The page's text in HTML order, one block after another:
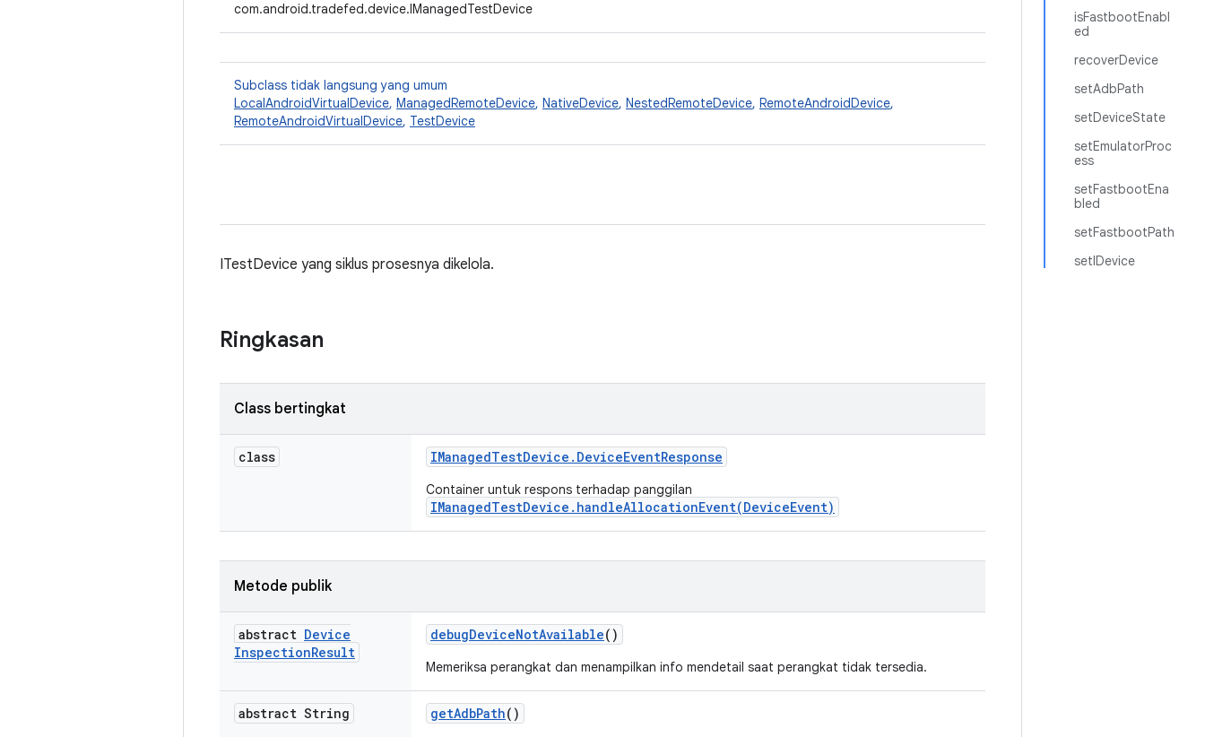
isFastbootEnabl
ed
recoverDevice
setAdbPath
setDeviceState
setEmulatorProc
ess
setFastbootEna
bled
setFastbootPath
setIDevice
com.android.tradefed.device.IManagedTestDevice
Subclass tidak langsung yang umum
LocalAndroidVirtualDevice, ManagedRemoteDevice, NativeDevice, NestedRemoteDevice, RemoteAndroidDevice,
RemoteAndroidVirtualDevice, TestDevice
ITestDevice yang siklus prosesnya dikelola.
Ringkasan
Class bertingkat
class IManagedTestDevice . DeviceEventResponse
Container untuk respons terhadap panggilan
IManagedTestDevice.handleAllocationEvent(DeviceEvent)
Metode publik
abstract Device
InspectionResult
debugDeviceNotAvailable()
Memeriksa perangkat dan menampilkan info mendetail saat perangkat tidak tersedia.
abstract String getAdbPath()